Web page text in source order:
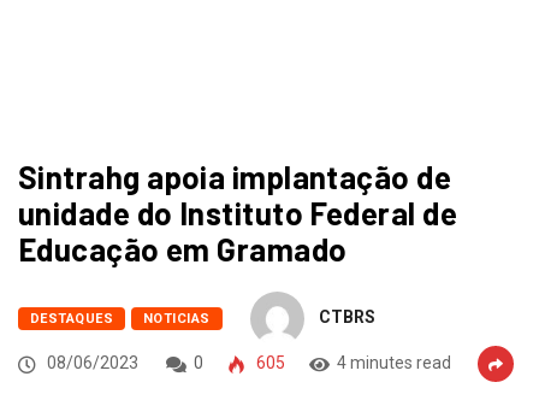
Sintrahg apoia implantação de
unidade do Instituto Federal de
Educação em Gramado
DESTAQUES NOTICIAS CTBRS
08/06/2023 0 605 4 minutes read